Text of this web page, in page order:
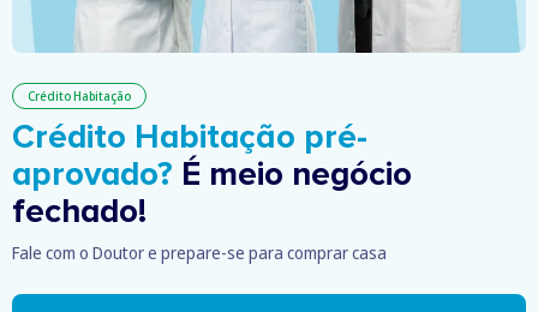
Crédito Habitação
Crédito Habitação pré-
aprovado? É meio negócio
fechado!
Fale com o Doutor e prepare-se para comprar casa